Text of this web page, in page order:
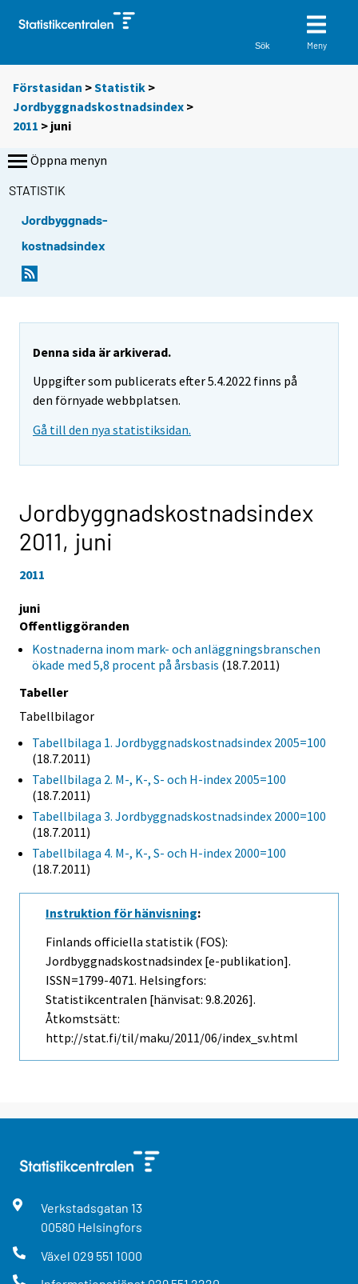
Sök Meny
Förstasidan >Statistik >
Jordbyggnadskostnadsindex >
2011 > juni
Öppna menyn
STATISTIK
Jordbyggnads-
kostnadsindex
Denna sida är arkiverad.
Uppgifter som publicerats efter 5.4.2022 finns på
den förnyade webbplatsen.
Gå till den nya statistiksidan.
Jordbyggnadskostnadsindex
2011, juni
2011
juni
Offentliggöranden
Kostnaderna inom mark- och anläggningsbranschen
ökade med 5,8 procent på årsbasis (18.7.2011)
Tabeller
Tabellbilagor
Tabellbilaga 1. Jordbyggnadskostnadsindex 2005=100
(18.7.2011)
Tabellbilaga 2. M-, K-, S- och H-index 2005=100
(18.7.2011)
Tabellbilaga 3. Jordbyggnadskostnadsindex 2000=100
(18.7.2011)
Tabellbilaga 4. M-, K-, S- och H-index 2000=100
(18.7.2011)
Instruktion för hänvisning:
Finlands officiella statistik (FOS):
Jordbyggnadskostnadsindex [e-publikation].
ISSN=1799-4071. Helsingfors:
Statistikcentralen [hänvisat: 9.8.2026].
Åtkomstsätt:
http://stat.fi/til/maku/2011/06/index_sv.html
Verkstadsgatan 13
00580 Helsingfors
Växel 029 551 1000